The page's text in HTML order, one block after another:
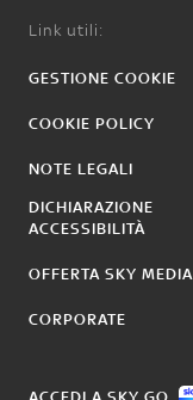
Link utili:
GESTIONE COOKIE
COOKIE POLICY
NOTE LEGALI
DICHIARAZIONE
ACCESSIBILITÀ
OFFERTA SKY MEDIA
CORPORATE